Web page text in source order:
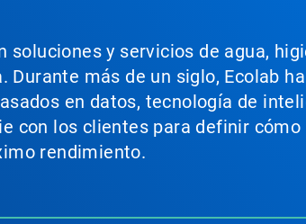
soluciones y servicios de agua,
Durante más de un siglo, Ecolab
en datos, tecnología de
con los clientes para definir
rendimiento.